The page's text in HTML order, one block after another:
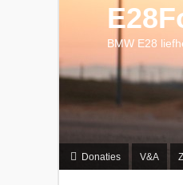
BMW E28
Donaties V&A